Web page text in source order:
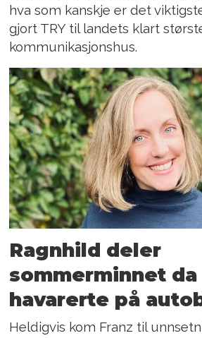
hva som kanskje er det
gjort TRY til landets klart
kommunikasjonshus.
Ragnhild deler
sommerminnet
havarerte på
Heldigvis kom Franz til